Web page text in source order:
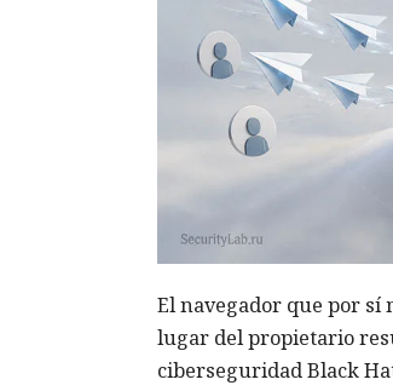
El navegador que por sí
lugar del propietario
ciberseguridad Black